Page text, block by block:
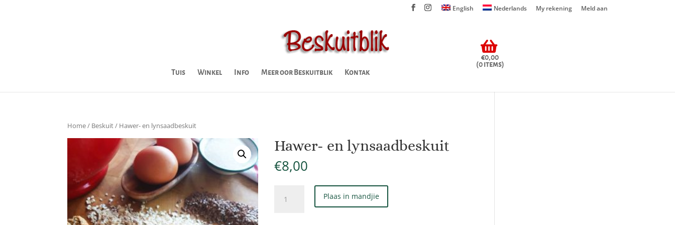
English Nederlands My rekening Meld aan
Tuis Winkel Info Meer oor Beskuitblik Kontak
€0,00
(0 items)
Home/ Beskuit/ Hawer- en lynsaadbeskuit
Hawer- en lynsaadbeskuit
€8,00
Plaas in mandjie